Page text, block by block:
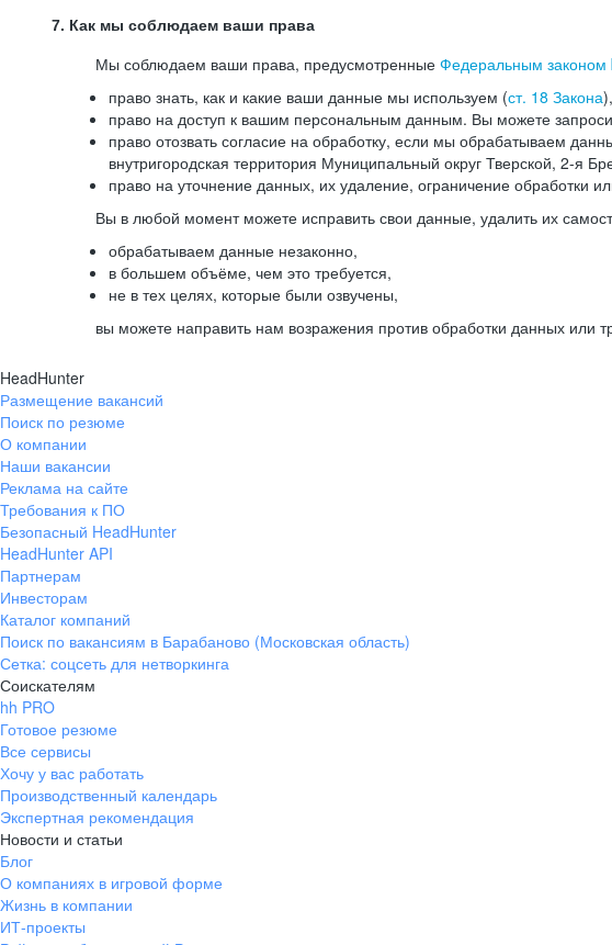
7. Как мы соблюдаем ваши права
Мы соблюдаем ваши права, предусмотренные Федеральным
право знать, как и какие ваши данные мы используем (ст. 18 Закона),
право на доступ к вашим персональным данным. Вы можете
право отозвать согласие на обработку, если мы обрабатываем
внутригородская территория Муниципальный округ Тверской, 2-
право на уточнение данных, их удаление, ограничение обработки
Вы в любой момент можете исправить свои данные, удалить их
обрабатываем данные незаконно,
в большем объёме, чем это требуется,
не в тех целях, которые были озвучены,
вы можете направить нам возражения против обработки данных или
HeadHunter
Размещение вакансий
Поиск по резюме
О компании
Наши вакансии
Реклама на сайте
Требования к ПО
Безопасный HeadHunter
HeadHunter API
Партнерам
Инвесторам
Каталог компаний
Поиск по вакансиям в Барабаново (Московская область)
Сетка: соцсеть для нетворкинга
Соискателям
hh PRO
Готовое резюме
Все сервисы
Хочу у вас работать
Производственный календарь
Экспертная рекомендация
Новости и статьи
Блог
О компаниях в игровой форме
Жизнь в компании
ИТ-проекты